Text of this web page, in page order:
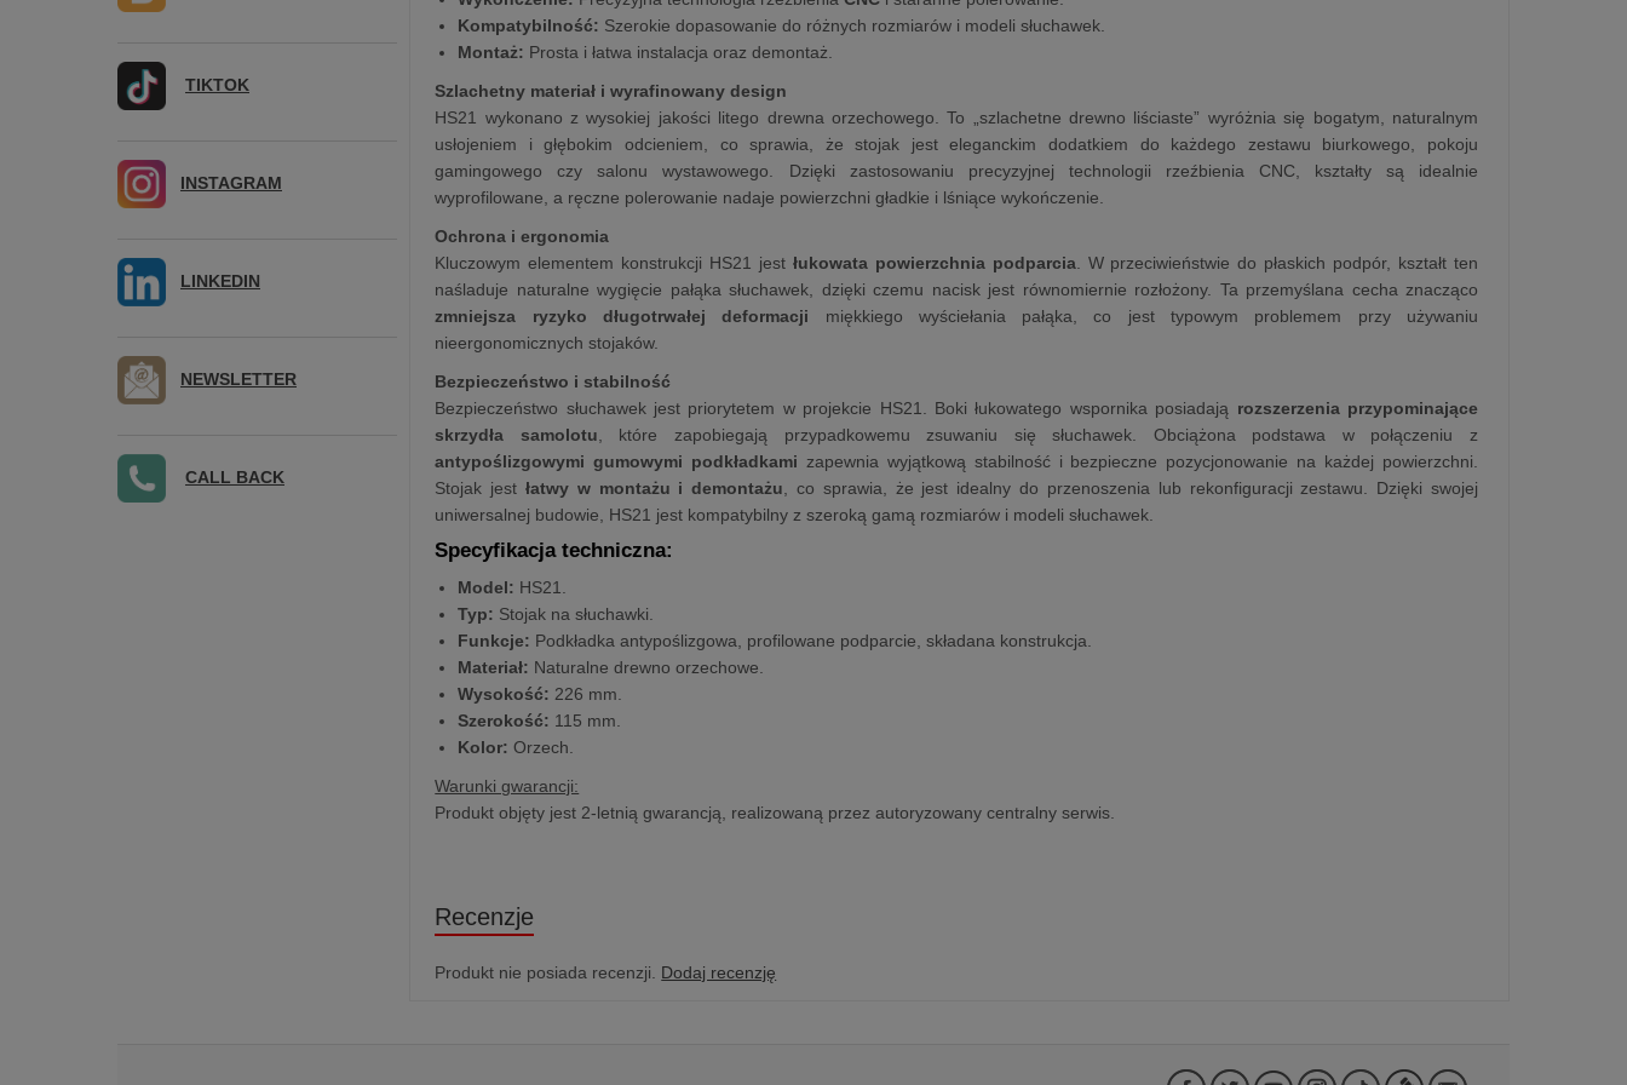
Kompatybilność: Szerokie dopasowanie do różnych rozmiarów i modeli słuchawek.
Montaż: Prosta i łatwa instalacja oraz demontaż.
Szlachetny materiał i wyrafinowany design
HS21 wykonano z wysokiej jakości litego drewna orzechowego. To „szlachetne drewno liściaste” wyróżnia się bogatym, naturalnym
usłojeniem i głębokim odcieniem, co sprawia, że stojak jest eleganckim dodatkiem do każdego zestawu biurkowego, pokoju
gamingowego czy salonu wystawowego. Dzięki zastosowaniu precyzyjnej technologii rzeźbienia CNC, kształty są idealnie
wyprofilowane, a ręczne polerowanie nadaje powierzchni gładkie i lśniące wykończenie.
Ochrona i ergonomia
Kluczowym elementem konstrukcji HS21 jest łukowata powierzchnia podparcia . W przeciwieństwie do płaskich podpór, kształt ten
naśladuje naturalne wygięcie pałąka słuchawek, dzięki czemu nacisk jest równomiernie rozłożony. Ta przemyślana cecha znacząco
zmniejsza ryzyko długotrwałej deformacji miękkiego wyściełania pałąka, co jest typowym problemem przy używaniu
nieergonomicznych stojaków.
Bezpieczeństwo i stabilność
Bezpieczeństwo słuchawek jest priorytetem w projekcie HS21. Boki łukowatego wspornika posiadają rozszerzenia przypominające
skrzydła samolotu , które zapobiegają przypadkowemu zsuwaniu się słuchawek. Obciążona podstawa w połączeniu z
antypoślizgowymi gumowymi podkładkami zapewnia wyjątkową stabilność i bezpieczne pozycjonowanie na każdej powierzchni.
Stojak jest łatwy w montażu i demontażu , co sprawia, że jest idealny do przenoszenia lub rekonfiguracji zestawu. Dzięki swojej
uniwersalnej budowie, HS21 jest kompatybilny z szeroką gamą rozmiarów i modeli słuchawek.
Specyfikacja techniczna:
Model: HS21.
Typ: Stojak na słuchawki.
Funkcje: Podkładka antypoślizgowa, profilowane podparcie, składana konstrukcja.
Materiał: Naturalne drewno orzechowe.
Wysokość: 226 mm.
Szerokość: 115 mm.
Kolor: Orzech.
Warunki gwarancji:
Produkt objęty jest 2-letnią gwarancją, realizowaną przez autoryzowany centralny serwis.
Recenzje
Produkt nie posiada recenzji. Dodaj recenzję
TIKTOK
INSTAGRAM
LINKEDIN
NEWSLETTER
CALL BACK